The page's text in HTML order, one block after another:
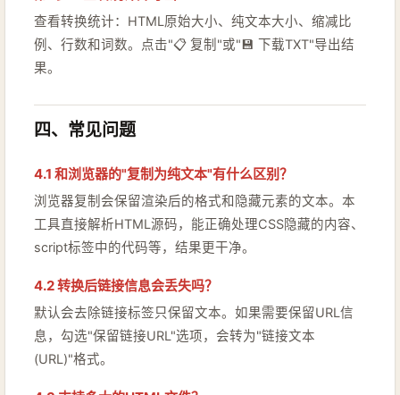
查看转换统计：HTML原始大小、纯文本大小、缩减比
例、行数和词数。点击"📋 复制"或"💾 下载TXT"导出结
果。
四、常见问题
4.1 和浏览器的"复制为纯文本"有什么区别？
浏览器复制会保留渲染后的格式和隐藏元素的文本。本
工具直接解析HTML源码，能正确处理CSS隐藏的内容、
script标签中的代码等，结果更干净。
4.2 转换后链接信息会丢失吗？
默认会去除链接标签只保留文本。如果需要保留URL信
息，勾选"保留链接URL"选项，会转为"链接文本
(URL)"格式。